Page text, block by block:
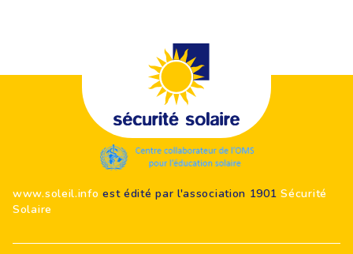
www.soleil.info est édité par l'association 1901Sécurité
Solaire